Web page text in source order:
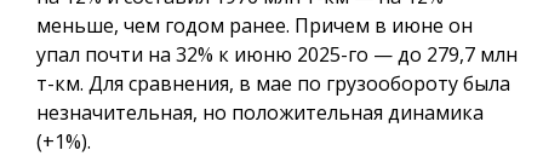
меньше, чем годом ранее. Причем в июне он
упал почти на 32% к июню 2025-го — до 279,7 млн
т-км. Для сравнения, в мае по грузообороту была
незначительная, но положительная динамика
(+1%).